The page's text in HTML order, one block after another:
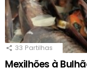
33 Partilhas
Mexilhões à